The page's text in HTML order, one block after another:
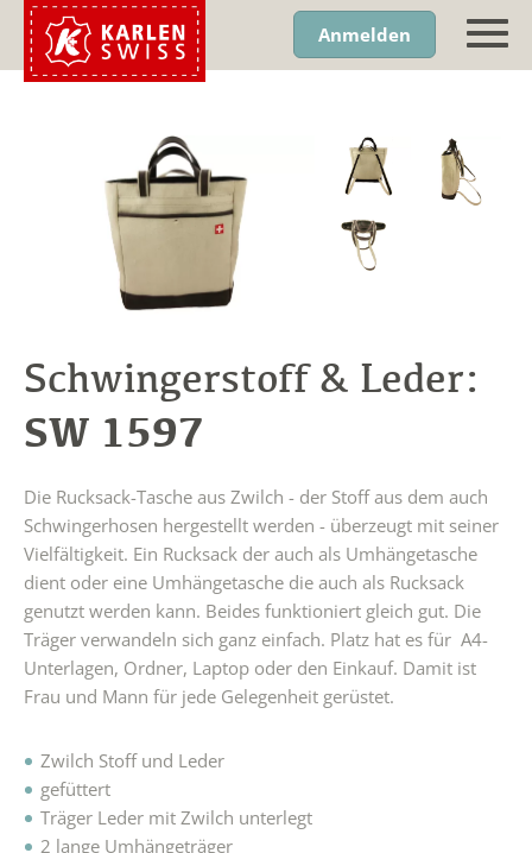
Anmelden
Schwingerstoff & Leder:
SW 1597
Die Rucksack-Tasche aus Zwilch - der Stoff aus dem auch
Schwingerhosen hergestellt werden - überzeugt mit seiner
Vielfältigkeit. Ein Rucksack der auch als Umhängetasche
dient oder eine Umhängetasche die auch als Rucksack
genutzt werden kann. Beides funktioniert gleich gut. Die
Träger verwandeln sich ganz einfach. Platz hat es für A4-
Unterlagen, Ordner, Laptop oder den Einkauf. Damit ist
Frau und Mann für jede Gelegenheit gerüstet.
Zwilch Stoff und Leder
gefüttert
Träger Leder mit Zwilch unterlegt
2 lange Umhängeträger